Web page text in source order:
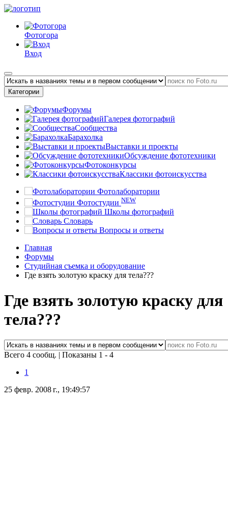
Фотогора
Вход
Категории
Форумы
Галерея фотографий
Сообщества
Барахолка
Выставки и проекты
Обсуждение фототехники
Фотоконкурсы
Классики фотоискусства
Фотолаборатории
Фотостудии NEW
Школы фотографий
Словарь
Вопросы и ответы
Главная
Форумы
Студийная съемка и оборудование
Где взять золотую краску для тела???
Где взять золотую краску для
тела???
Всего 4 сообщ. | Показаны 1 - 4
1
25 февр. 2008 г., 19:49:57